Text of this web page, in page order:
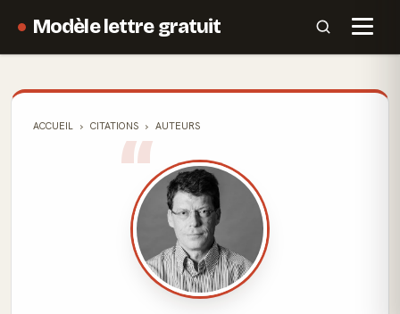
Modèle lettre gratuit
ACCUEIL CITATIONS AUTEURS